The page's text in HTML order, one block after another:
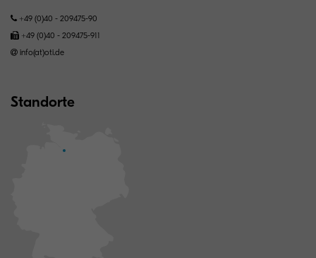
+49 (0)40 - 209475-90
+49 (0)40 - 209475-911
info(at)oti.de
Standorte